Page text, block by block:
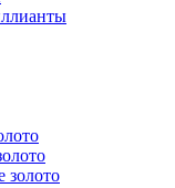
золото